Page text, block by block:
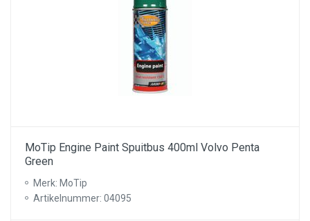
MoTip Engine Paint Spuitbus 400ml Volvo Penta
Green
Merk: MoTip
Artikelnummer: 04095